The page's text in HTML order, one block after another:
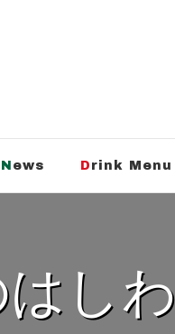
News Drink Menu
は